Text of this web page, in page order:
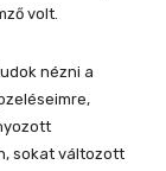
volt.
nézni a
sokat változott